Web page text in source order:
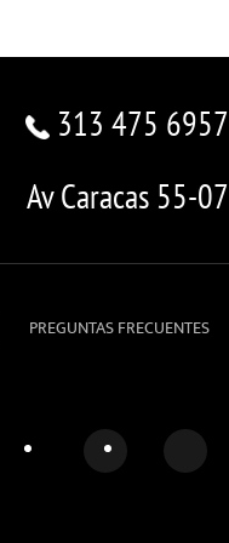
313 475 6957
Av Caracas 55-07
PREGUNTAS FRECUENTES